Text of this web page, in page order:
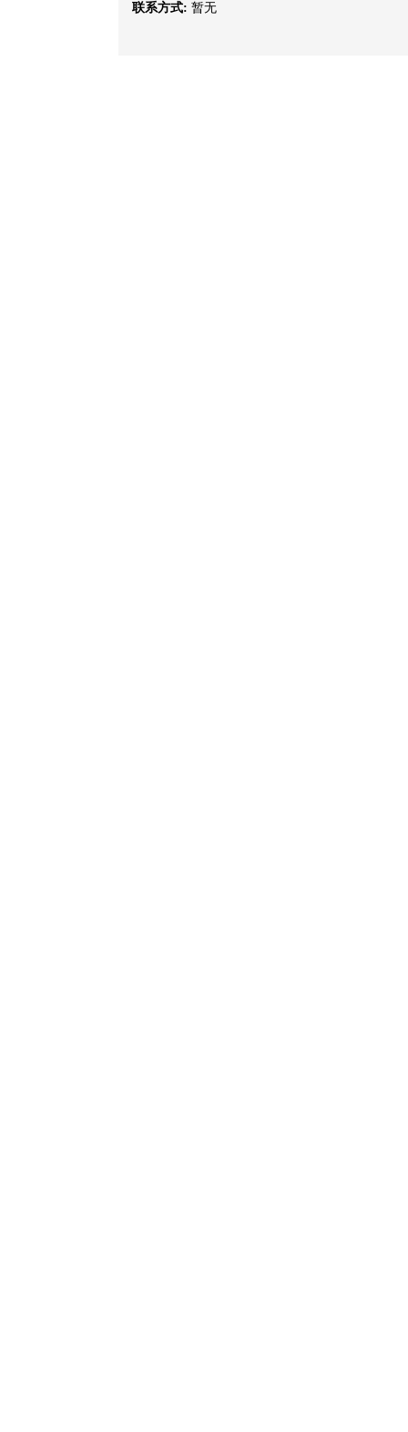
联系方式: 暂无